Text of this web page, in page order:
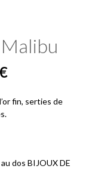
Malibu
€Le
50,00 €.
fin, serties de
dos BIJOUX DE